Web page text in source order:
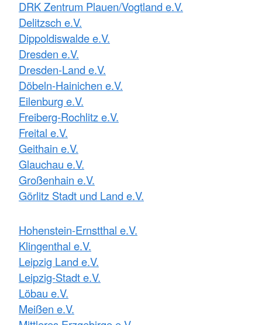
DRK Zentrum Plauen/Vogtland e.V.
Delitzsch e.V.
Dippoldiswalde e.V.
Dresden e.V.
Dresden-Land e.V.
Döbeln-Hainichen e.V.
Eilenburg e.V.
Freiberg-Rochlitz e.V.
Freital e.V.
Geithain e.V.
Glauchau e.V.
Großenhain e.V.
Görlitz Stadt und Land e.V.
Hohenstein-Ernstthal e.V.
Klingenthal e.V.
Leipzig Land e.V.
Leipzig-Stadt e.V.
Löbau e.V.
Meißen e.V.